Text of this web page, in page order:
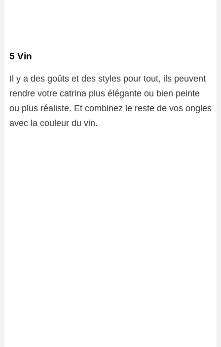
5 Vin
Il y a des goûts et des styles pour tout, ils peuvent
rendre votre catrina plus élégante ou bien peinte
ou plus réaliste. Et combinez le reste de vos ongles
avec la couleur du vin.